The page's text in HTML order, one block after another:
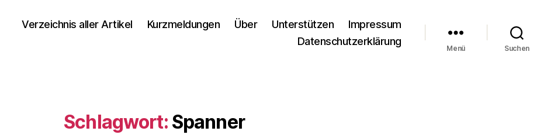
Verzeichnis aller Artikel Kurzmeldungen Über Unterstützen
Impressum
Datenschutzerklärung
Menü Suchen
Schlagwort: Spanner